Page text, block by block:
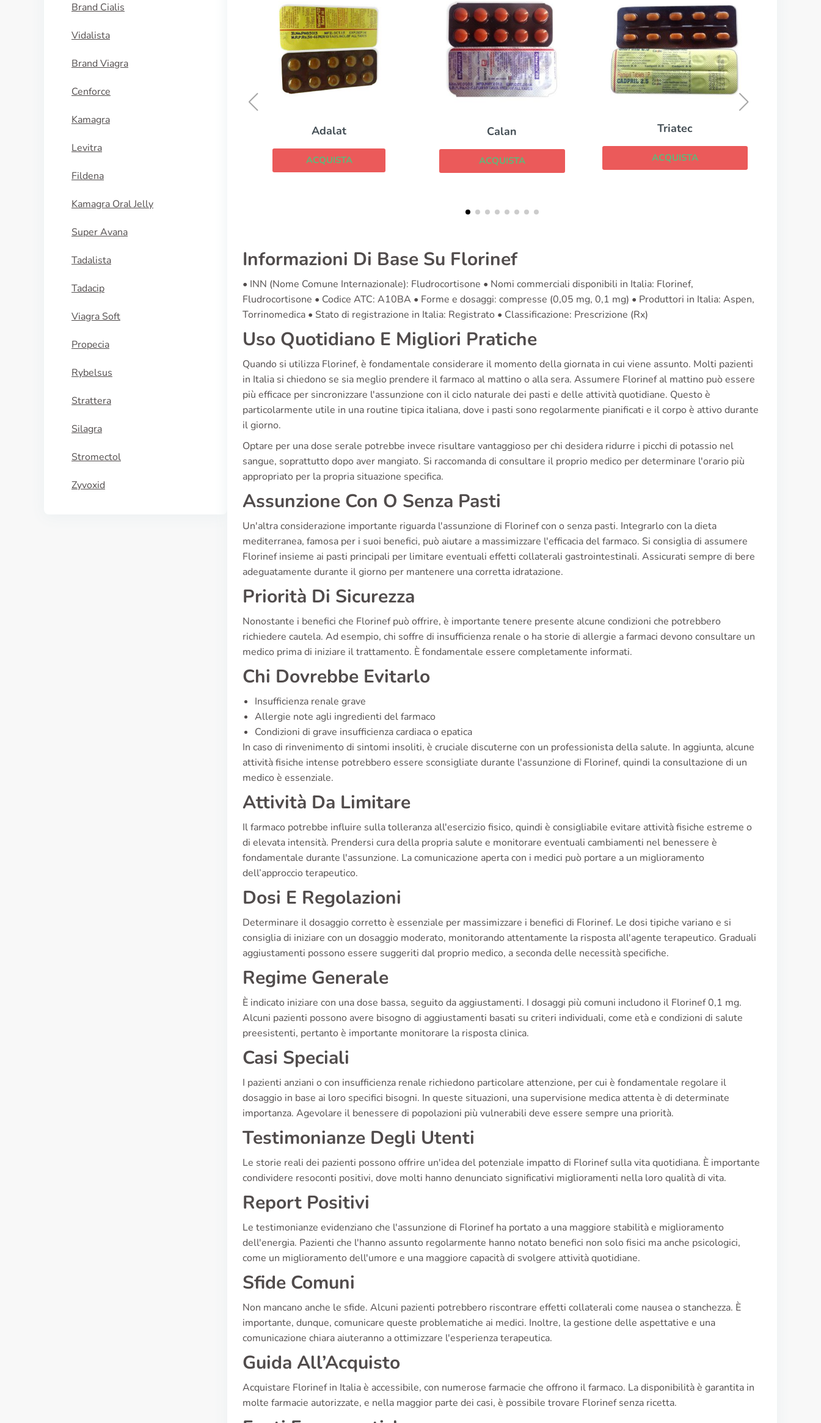
Brand Cialis
Vidalista
Brand Viagra
Cenforce
Kamagra
Levitra
Fildena
Kamagra Oral Jelly
Super Avana
Tadalista
Tadacip
Viagra Soft
Propecia
Rybelsus
Strattera
Silagra
Stromectol
Zyvoxid
Calan
ACQUISTA
Triatec
ACQUISTA
Lisinopril
Informazioni Di Base Su Florinef
• INN (Nome Comune Internazionale): Fludrocortisone • Nomi commerciali disponibili in Italia: Florinef,
Fludrocortisone • Codice ATC: A10BA • Forme e dosaggi: compresse (0,05 mg, 0,1 mg) • Produttori in Italia: Aspen,
Torrinomedica • Stato di registrazione in Italia: Registrato • Classificazione: Prescrizione (Rx)
Uso Quotidiano E Migliori Pratiche
Quando si utilizza Florinef, è fondamentale considerare il momento della giornata in cui viene assunto. Molti pazienti
in Italia si chiedono se sia meglio prendere il farmaco al mattino o alla sera. Assumere Florinef al mattino può essere
più efficace per sincronizzare l'assunzione con il ciclo naturale dei pasti e delle attività quotidiane. Questo è
particolarmente utile in una routine tipica italiana, dove i pasti sono regolarmente pianificati e il corpo è attivo durante
il giorno.
Optare per una dose serale potrebbe invece risultare vantaggioso per chi desidera ridurre i picchi di potassio nel
sangue, soprattutto dopo aver mangiato. Si raccomanda di consultare il proprio medico per determinare l'orario più
appropriato per la propria situazione specifica.
Assunzione Con O Senza Pasti
Un'altra considerazione importante riguarda l'assunzione di Florinef con o senza pasti. Integrarlo con la dieta
mediterranea, famosa per i suoi benefici, può aiutare a massimizzare l'efficacia del farmaco. Si consiglia di assumere
Florinef insieme ai pasti principali per limitare eventuali effetti collaterali gastrointestinali. Assicurati sempre di bere
adeguatamente durante il giorno per mantenere una corretta idratazione.
Priorità Di Sicurezza
Nonostante i benefici che Florinef può offrire, è importante tenere presente alcune condizioni che potrebbero
richiedere cautela. Ad esempio, chi soffre di insufficienza renale o ha storie di allergie a farmaci devono consultare un
medico prima di iniziare il trattamento. È fondamentale essere completamente informati.
Chi Dovrebbe Evitarlo
Insufficienza renale grave
Allergie note agli ingredienti del farmaco
Condizioni di grave insufficienza cardiaca o epatica
In caso di rinvenimento di sintomi insoliti, è cruciale discuterne con un professionista della salute. In aggiunta, alcune
attività fisiche intense potrebbero essere sconsigliate durante l'assunzione di Florinef, quindi la consultazione di un
medico è essenziale.
Attività Da Limitare
Il farmaco potrebbe influire sulla tolleranza all'esercizio fisico, quindi è consigliabile evitare attività fisiche estreme o
di elevata intensità. Prendersi cura della propria salute e monitorare eventuali cambiamenti nel benessere è
fondamentale durante l'assunzione. La comunicazione aperta con i medici può portare a un miglioramento
dell’approccio terapeutico.
Dosi E Regolazioni
Determinare il dosaggio corretto è essenziale per massimizzare i benefici di Florinef. Le dosi tipiche variano e si
consiglia di iniziare con un dosaggio moderato, monitorando attentamente la risposta all'agente terapeutico. Graduali
aggiustamenti possono essere suggeriti dal proprio medico, a seconda delle necessità specifiche.
Regime Generale
È indicato iniziare con una dose bassa, seguito da aggiustamenti. I dosaggi più comuni includono il Florinef 0,1 mg.
Alcuni pazienti possono avere bisogno di aggiustamenti basati su criteri individuali, come età e condizioni di salute
preesistenti, pertanto è importante monitorare la risposta clinica.
Casi Speciali
I pazienti anziani o con insufficienza renale richiedono particolare attenzione, per cui è fondamentale regolare il
dosaggio in base ai loro specifici bisogni. In queste situazioni, una supervisione medica attenta è di determinate
importanza. Agevolare il benessere di popolazioni più vulnerabili deve essere sempre una priorità.
Testimonianze Degli Utenti
Le storie reali dei pazienti possono offrire un'idea del potenziale impatto di Florinef sulla vita quotidiana. È importante
condividere resoconti positivi, dove molti hanno denunciato significativi miglioramenti nella loro qualità di vita.
Report Positivi
Le testimonianze evidenziano che l'assunzione di Florinef ha portato a una maggiore stabilità e miglioramento
dell'energia. Pazienti che l'hanno assunto regolarmente hanno notato benefici non solo fisici ma anche psicologici,
come un miglioramento dell'umore e una maggiore capacità di svolgere attività quotidiane.
Sfide Comuni
Non mancano anche le sfide. Alcuni pazienti potrebbero riscontrare effetti collaterali come nausea o stanchezza. È
importante, dunque, comunicare queste problematiche ai medici. Inoltre, la gestione delle aspettative e una
comunicazione chiara aiuteranno a ottimizzare l'esperienza terapeutica.
Guida All’Acquisto
Acquistare Florinef in Italia è accessibile, con numerose farmacie che offrono il farmaco. La disponibilità è garantita in
molte farmacie autorizzate, e nella maggior parte dei casi, è possibile trovare Florinef senza ricetta.